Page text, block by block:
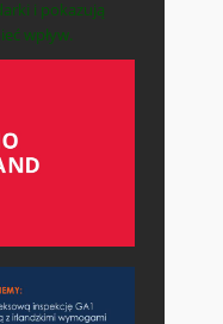
i pokazują
wpływ.